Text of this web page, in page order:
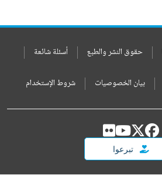
حقوق النشر والطبع أسئلة شائعة
بيان الخصوصيات شروط الإستخدام
تبرعوا